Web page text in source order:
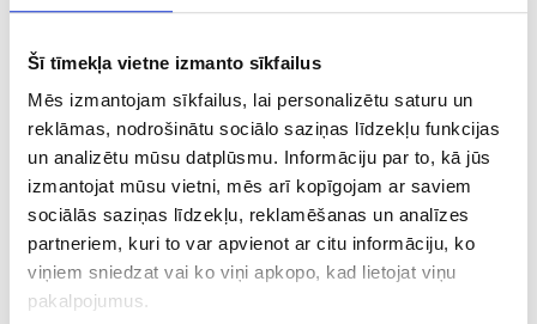
Šī tīmekļa vietne izmanto sīkfailus
Mēs izmantojam sīkfailus, lai personalizētu saturu un
reklāmas, nodrošinātu sociālo saziņas līdzekļu funkcijas
un analizētu mūsu datplūsmu. Informāciju par to, kā jūs
izmantojat mūsu vietni, mēs arī kopīgojam ar saviem
sociālās saziņas līdzekļu, reklamēšanas un analīzes
partneriem, kuri to var apvienot ar citu informāciju, ko
viņiem sniedzat vai ko viņi apkopo, kad lietojat viņu
pakalpojumus.
Gredzens ar topāzu 8740-3051
€ 160.00
PIEVIENOT GROZAM